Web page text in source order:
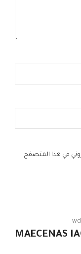
في هذا المتصفح
MAECENAS